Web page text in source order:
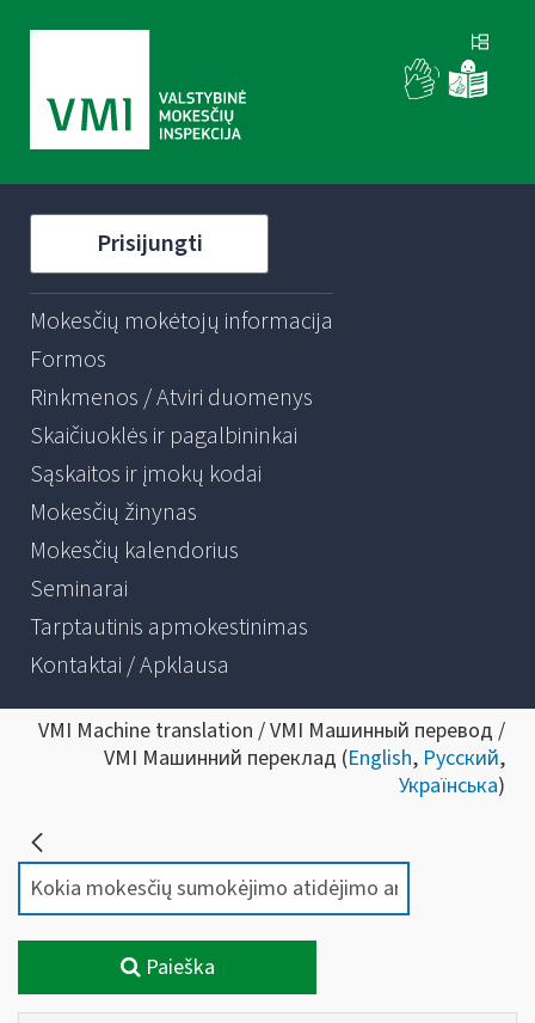
Prisijungti
Mokesčių mokėtojų informacija
Formos
Rinkmenos / Atviri duomenys
Skaičiuoklės ir pagalbininkai
Sąskaitos ir įmokų kodai
Mokesčių žinynas
Mokesčių kalendorius
Seminarai
Tarptautinis apmokestinimas
Kontaktai / Apklausa
VMI Machine translation / VMI Машинный перевод /
VMI Машинний переклад (English, Русский,
Українська)
Paieška